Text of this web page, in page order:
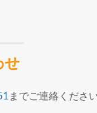
せ
までご連絡くださ